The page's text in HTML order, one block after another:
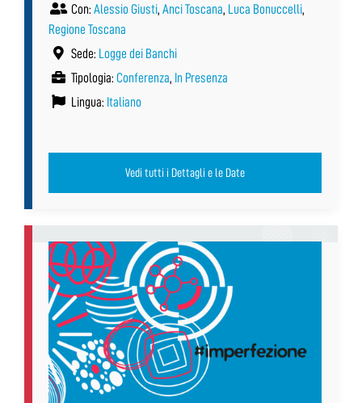
Con: Alessio Giusti, Anci Toscana, Luca Bonuccelli,
Regione Toscana
Sede: Logge dei Banchi
Tipologia: Conferenza, In Presenza
Lingua: Italiano
Vedi tutti i Dettagli e le Date